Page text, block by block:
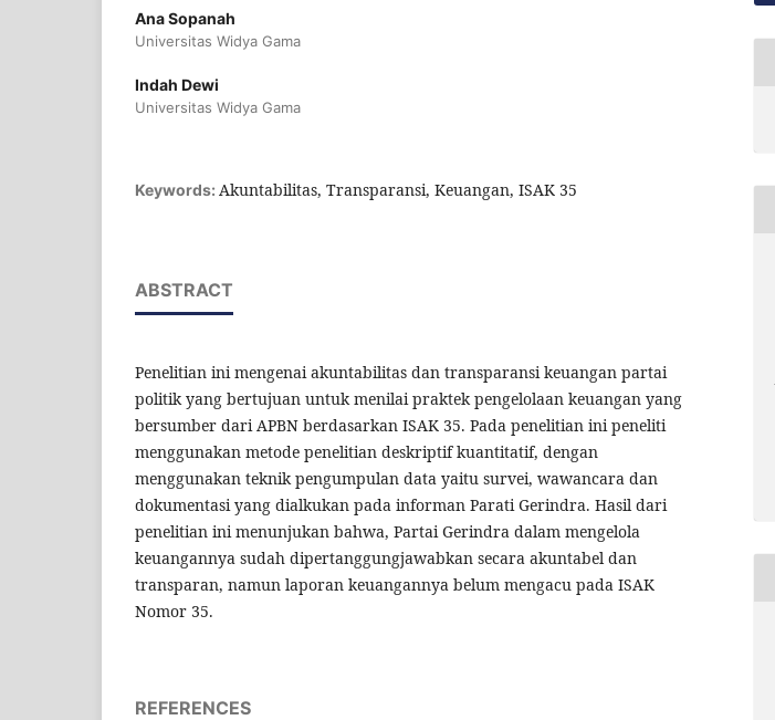
Ana Sopanah
Universitas Widya Gama
Indah Dewi
Universitas Widya Gama
Keywords: Akuntabilitas, Transparansi, Keuangan, ISAK 35
ABSTRACT
Penelitian ini mengenai akuntabilitas dan transparansi keuangan partai
politik yang bertujuan untuk menilai praktek pengelolaan keuangan yang
bersumber dari APBN berdasarkan ISAK 35. Pada penelitian ini peneliti
menggunakan metode penelitian deskriptif kuantitatif, dengan
menggunakan teknik pengumpulan data yaitu survei, wawancara dan
dokumentasi yang dialkukan pada informan Parati Gerindra. Hasil dari
penelitian ini menunjukan bahwa, Partai Gerindra dalam mengelola
keuangannya sudah dipertanggungjawabkan secara akuntabel dan
transparan, namun laporan keuangannya belum mengacu pada ISAK
Nomor 35.
REFERENCES